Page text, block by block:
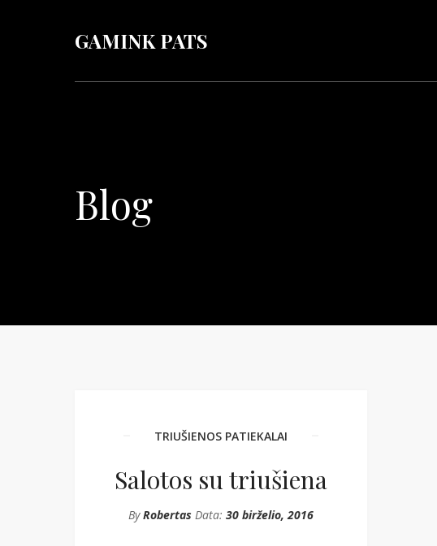
GAMINK PATS
Blog
TRIUŠIENOS PATIEKALAI
Salotos su triušiena
ByRobertas Data: 30 birželio, 2016